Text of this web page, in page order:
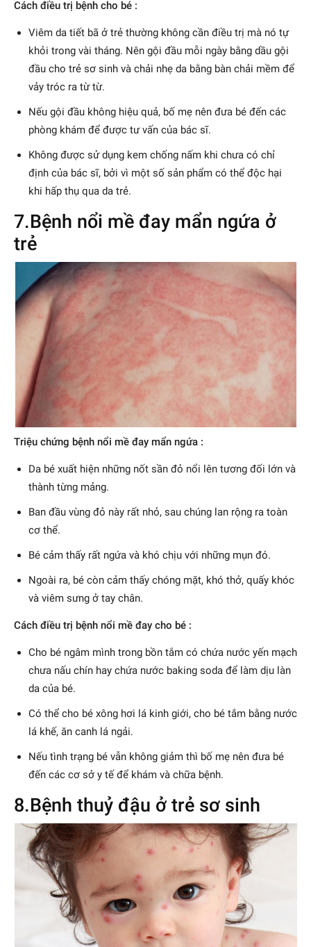
Cách điều trị bệnh cho bé :
Viêm da tiết bã ở trẻ thường không cần điều trị mà nó tự
khỏi trong vài tháng. Nên gội đầu mỗi ngày bằng dầu gội
đầu cho trẻ sơ sinh và chải nhẹ da bằng bàn chải mềm để
vảy tróc ra từ từ.
Nếu gội đầu không hiệu quả, bố mẹ nên đưa bé đến các
phòng khám để được tư vấn của bác sĩ.
Không được sử dụng kem chống nấm khi chưa có chỉ
định của bác sĩ, bởi vì một số sản phẩm có thể độc hại
khi hấp thụ qua da trẻ.
7.Bệnh nổi mề đay mẩn ngứa ở
trẻ
Triệu chứng bệnh nổi mề đay mẩn ngứa :
Da bé xuất hiện những nốt sần đỏ nổi lên tương đối lớn và
thành từng mảng.
Ban đầu vùng đỏ này rất nhỏ, sau chúng lan rộng ra toàn
cơ thể.
Bé cảm thấy rất ngứa và khó chịu với những mụn đó.
Ngoài ra, bé còn cảm thấy chóng mặt, khó thở, quấy khóc
và viêm sưng ở tay chân.
Cách điều trị bệnh nổi mề đay cho bé :
Cho bé ngâm mình trong bồn tắm có chứa nước yến mạch
chưa nấu chín hay chứa nước baking soda để làm dịu làn
da của bé.
Có thể cho bé xông hơi lá kinh giới, cho bé tắm bằng nước
lá khế, ăn canh lá ngải.
Nếu tình trạng bé vẫn không giảm thì bố mẹ nên đưa bé
đến các cơ sở y tế để khám và chữa bệnh.
8.Bệnh thuỷ đậu ở trẻ sơ sinh